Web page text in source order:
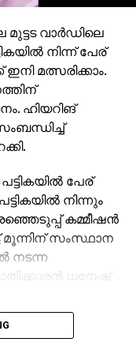
വാര്‍ഡിലെ
നിന്ന് പേര്
ഇനി മത്സരിക്കാം.
ഹിയറിങ്
പേര്
നിന്നും
കമ്മീഷന്‍
മൂന്നിന് സംസ്ഥാന
നടന്ന
ധനേഷ്
നല്‍കിയ